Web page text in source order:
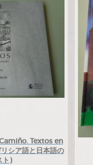
Textos en
シア語と日本語の
ト)